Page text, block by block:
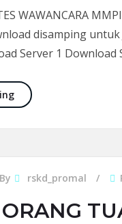
WAWANCARA
disamping
Server 1 Download
Pengumuman Tahap I
By rskd_promal